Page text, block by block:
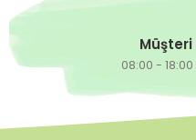
08:00 -